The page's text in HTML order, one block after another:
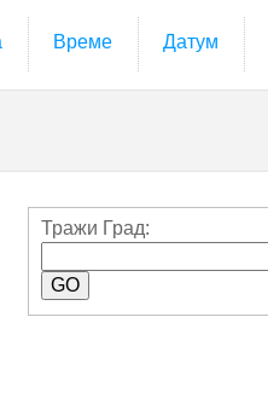
Време Датум
Тражи Град: